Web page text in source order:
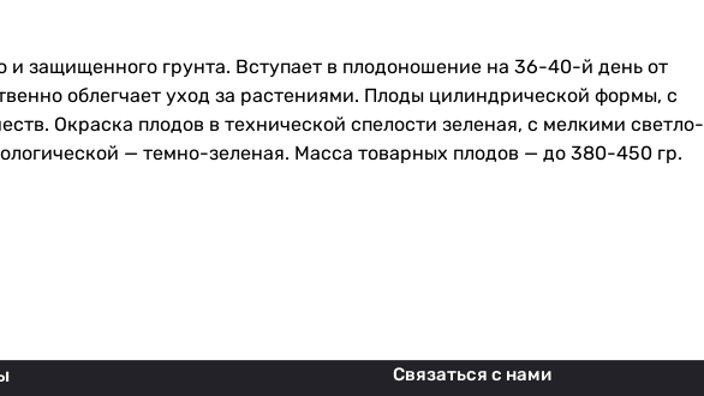
и защищенного грунта. Вступает в плодоношение на 36-40-й день от
облегчает уход за растениями. Плоды цилиндрической формы, с
Окраска плодов в технической спелости зеленая, с мелкими светло-
— темно-зеленая. Масса товарных плодов — до 380-450 гр.
Связаться с нами